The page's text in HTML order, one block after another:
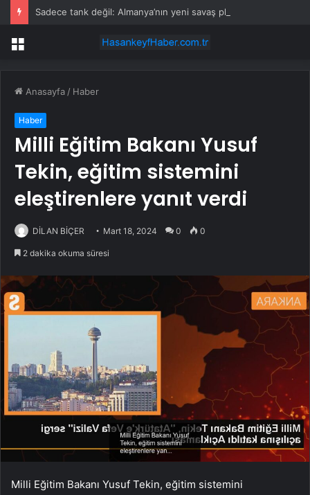
Menü
Anasayfa / Haber
Haber
Milli Eğitim Bakanı Yusuf
Tekin, eğitim sistemini
eleştirenlere yanıt verdi
DİLAN BİÇER Mart 18, 2024 0 0
2 dakika okuma süresi
Milli Eğitim Bakanı Yusuf Tekin, eğitim sistemini